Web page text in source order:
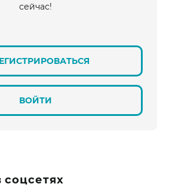
сейчас!
ВОЙТИ
соцсетях